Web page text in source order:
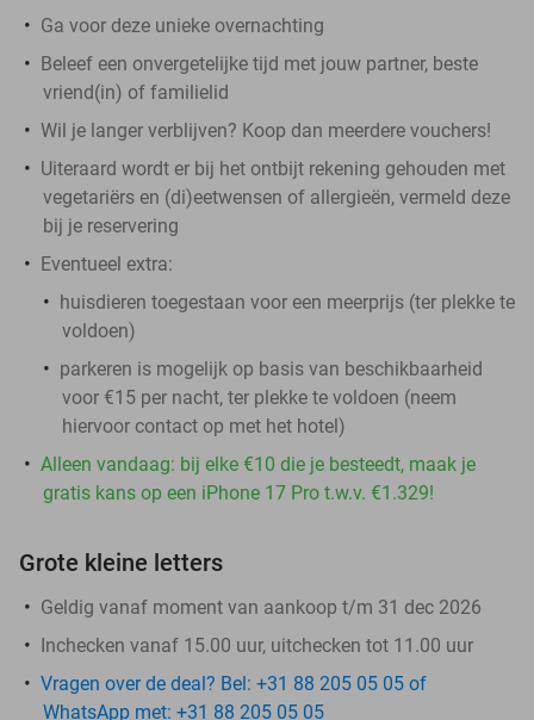
Ga voor deze unieke overnachting
Beleef een onvergetelijke tijd met jouw partner, beste
vriend(in) of familielid
Wil je langer verblijven? Koop dan meerdere vouchers!
Uiteraard wordt er bij het ontbijt rekening gehouden met
vegetariërs en (di)eetwensen of allergieën, vermeld deze
bij je reservering
Eventueel extra:
huisdieren toegestaan voor een meerprijs (ter plekke te
voldoen)
parkeren is mogelijk op basis van beschikbaarheid
voor €15 per nacht, ter plekke te voldoen (neem
hiervoor contact op met het hotel)
Alleen vandaag: bij elke €10 die je besteedt, maak je
gratis kans op een iPhone 17 Pro t.w.v. €1.329!
Grote kleine letters
Geldig vanaf moment van aankoop t/m 31 dec 2026
Inchecken vanaf 15.00 uur, uitchecken tot 11.00 uur
Vragen over de deal? Bel: +31 88 205 05 05 of
WhatsApp met: +31 88 205 05 05